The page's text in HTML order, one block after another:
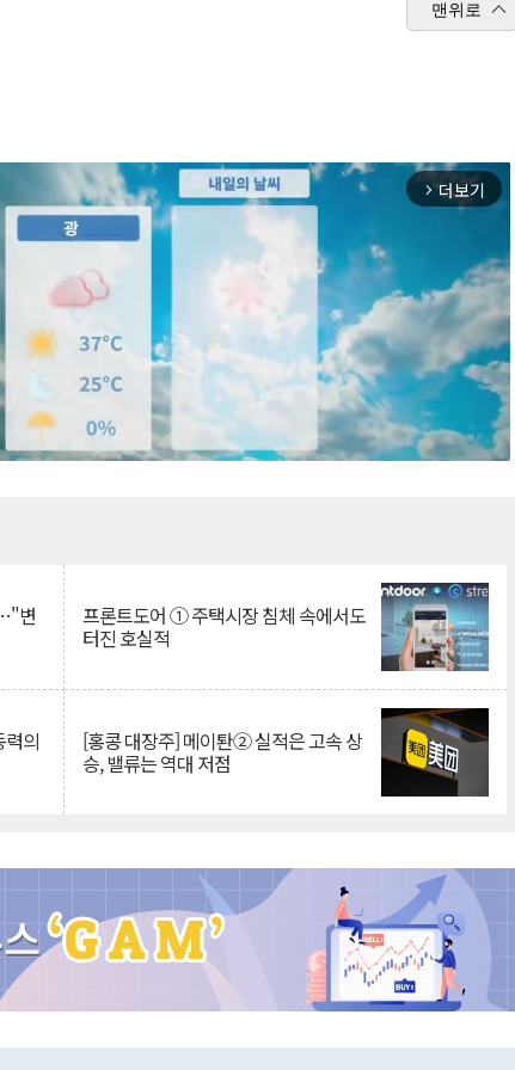
맨위로
arrow_forward_ios 더보기
변 프론트도어 ① 주택시장 침체 속에서도
터진 호실적
의 [홍콩 대장주] 메이퇀② 실적은 고속 상
승, 밸류는 역대 저점